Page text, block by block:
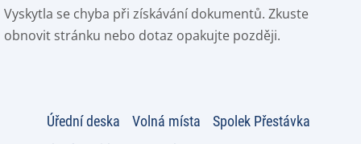
Vyskytla se chyba při získávání dokumentů. Zkuste
obnovit stránku nebo dotaz opakujte později.
Úřední deska Volná místa
Spolek Přestávka